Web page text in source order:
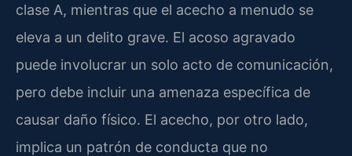
clase A, mientras que el acecho a menudo se
eleva a un delito grave. El acoso agravado
puede involucrar un solo acto de comunicación,
pero debe incluir una amenaza específica de
causar daño físico. El acecho, por otro lado,
implica un patrón de conducta que no